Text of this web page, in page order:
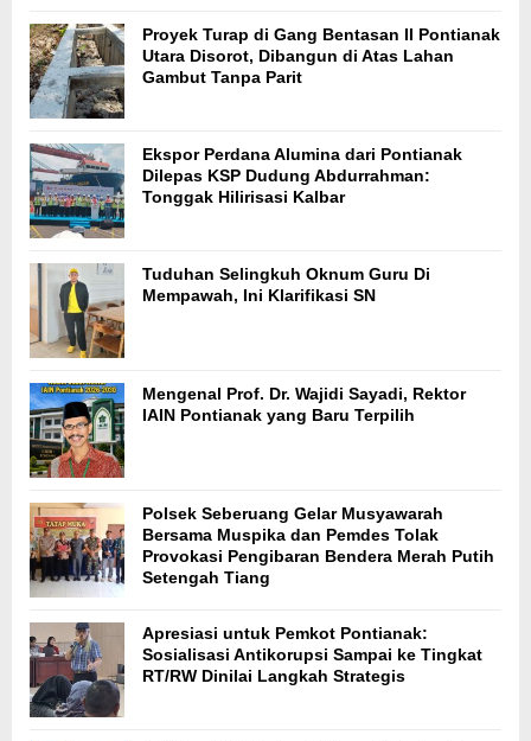
Proyek Turap di Gang Bentasan II Pontianak
Utara Disorot, Dibangun di Atas Lahan
Gambut Tanpa Parit
Ekspor Perdana Alumina dari Pontianak
Dilepas KSP Dudung Abdurrahman:
Tonggak Hilirisasi Kalbar
Tuduhan Selingkuh Oknum Guru Di
Mempawah, Ini Klarifikasi SN
Mengenal Prof. Dr. Wajidi Sayadi, Rektor
IAIN Pontianak yang Baru Terpilih
Polsek Seberuang Gelar Musyawarah
Bersama Muspika dan Pemdes Tolak
Provokasi Pengibaran Bendera Merah Putih
Setengah Tiang
Apresiasi untuk Pemkot Pontianak:
Sosialisasi Antikorupsi Sampai ke Tingkat
RT/RW Dinilai Langkah Strategis